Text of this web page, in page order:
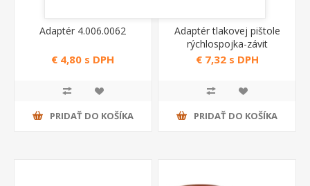
Adaptér 4.006.0062
€ 4,80 s DPH
PRIDAŤ DO KOŠÍKA
Adaptér tlakovej pištole
rýchlospojka-závit
5.009.0751
€ 7,32 s DPH
PRIDAŤ DO KOŠÍKA